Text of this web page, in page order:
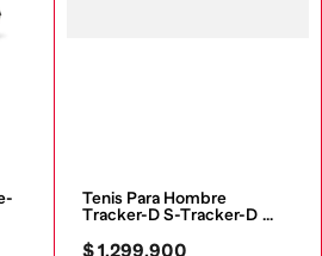
Tenis Para Hombre
Tracker-D S-Tracker-D
$1.299.900